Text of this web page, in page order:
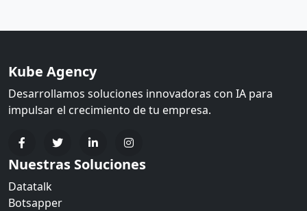
Kube Agency
Desarrollamos soluciones innovadoras con IA para
impulsar el crecimiento de tu empresa.
Nuestras Soluciones
Datatalk
Botsapper